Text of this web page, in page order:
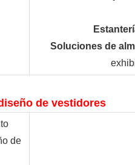
Soluciones de
de vestidores
de